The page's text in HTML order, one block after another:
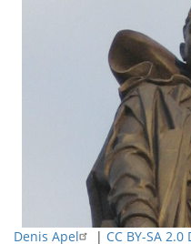
Denis Apel | CC BY-SA 2.0